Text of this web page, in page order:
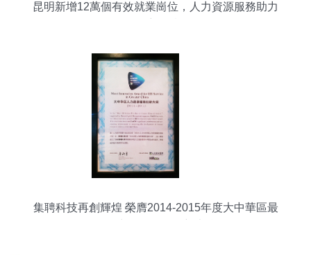
昆明新增12萬個有效就業崗位，人力資源服務助力
集聘科技再創輝煌 榮膺2014-2015年度大中華區最